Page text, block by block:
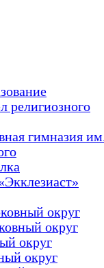
религиозного
гимназия
округ
округ
округ
округ